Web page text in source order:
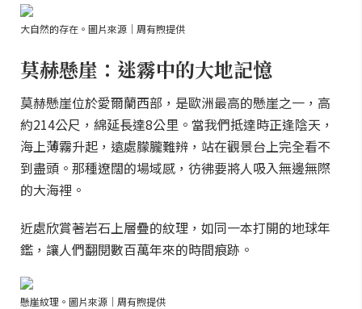
大自然的存在。圖片來源｜周有煦提供
莫赫懸崖：迷霧中的大地記憶
莫赫懸崖位於愛爾蘭西部，是歐洲最高的懸崖之一，高
約214公尺，綿延長達8公里。當我們抵達時正逢陰天，
海上薄霧升起，遠處朦朧難辨，站在觀景台上完全看不
到盡頭。那種遼闊的場域感，彷彿要將人吸入無邊無際
的大海裡。
近處欣賞著岩石上層疊的紋理，如同一本打開的地球年
鑑，讓人們翻閱數百萬年來的時間痕跡。
懸崖紋理。圖片來源｜周有煦提供